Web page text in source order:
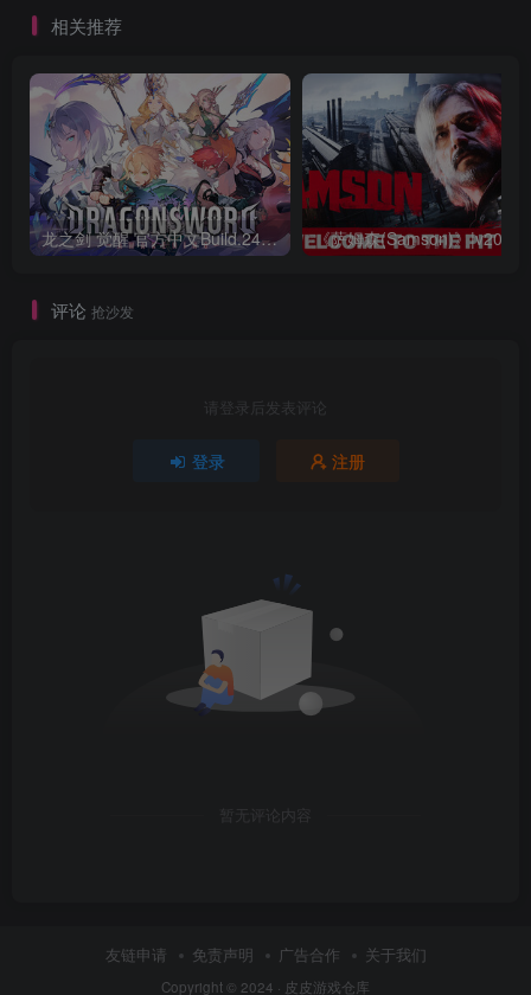
相关推荐
龙之剑 觉醒 官方中文Build.24487183
评论 抢沙发
请登录后发表评论
登录 注册
暂无评论内容
友链申请 免责声明 广告合作 关于我们
Copyright © 2024 · 皮皮游戏仓库